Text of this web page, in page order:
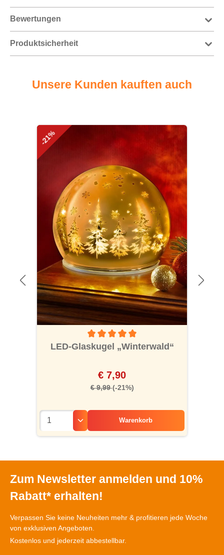
Bewertungen
Produktsicherheit
Unsere Kunden kauften auch
Produktgalerie überspringen
-21%
Durchschnittliche Bewertung von 5 von 5
LED-Glaskugel „Winterwald“
€ 7,90
€ 9,99(-21%)
Warenkorb
Zum Newsletter anmelden und 10%
Rabatt* erhalten!
Verpassen Sie keine Neuheiten mehr & profitieren jede Woche
von exklusiven Angeboten.
Kostenlos und jederzeit abbestellbar.